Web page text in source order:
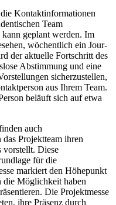
Kontaktinformationen
Team
geplant werden. Im
wöchentlich ein Jour-
der aktuelle Fortschritt des
Abstimmung und eine
sicherzustellen,
aus Ihrem Team.
beläuft sich auf etwa
auch
Projektteam ihren
vorstellt. Diese
für die
markiert den Höhepunkt
die Möglichkeit haben
Die Projektmesse
ihre Präsenz durch